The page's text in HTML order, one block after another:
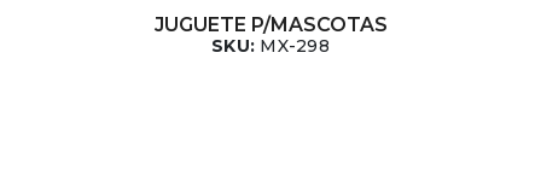
JUGUETE P/MASCOTAS
SKU: MX-298